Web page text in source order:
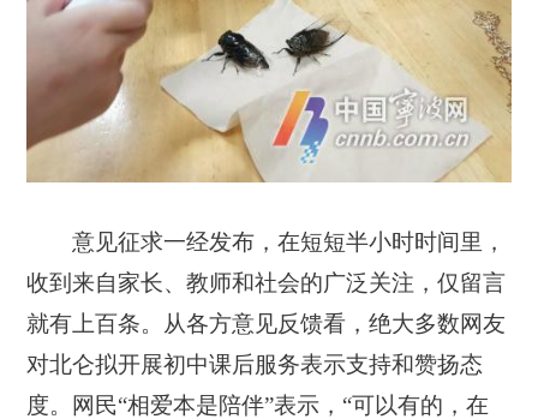
意见征求一经发布，在短短半小时时间里，
收到来自家长、教师和社会的广泛关注，仅留言
就有上百条。从各方意见反馈看，绝大多数网友
对北仑拟开展初中课后服务表示支持和赞扬态
度。网民“相爱本是陪伴”表示，“可以有的，在